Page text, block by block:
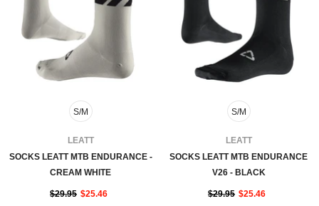
S/M
FOURNISSEUR:LEATT
SOCKS LEATT MTB ENDURANCE -
CREAM WHITE
$29.95 $25.46
S/M
FOURNISSEUR:LEATT
SOCKS LEATT MTB ENDURANCE
V26 - BLACK
$29.95 $25.46